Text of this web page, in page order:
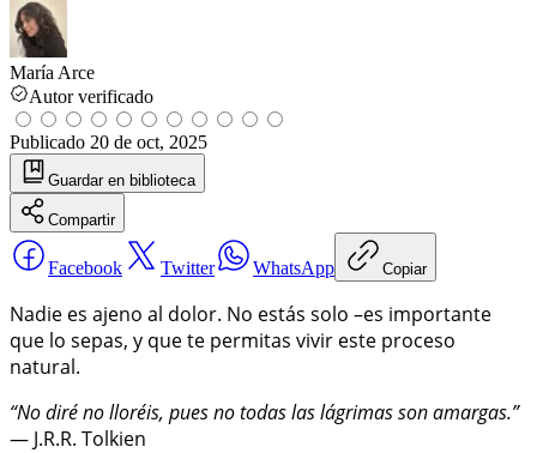
María Arce
Autor verificado
Publicado 20 de oct, 2025
Guardar en biblioteca
Compartir
Facebook Twitter WhatsApp Copiar
Nadie es ajeno al dolor. No estás solo –es importante
que lo sepas, y que te permitas vivir este proceso
natural.
“No diré no lloréis, pues no todas las lágrimas son amargas.”
― J.R.R. Tolkien